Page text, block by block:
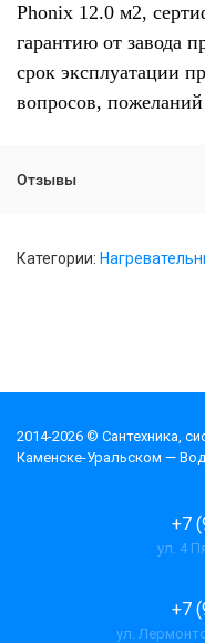
Phonix 12.0 м2,
гарантию от завода
срок эксплуатации
вопросов,
Отзывы
Категории:
2014-2026 © Cантехника,
Каменске-Уральском —
+7
ул. 4
+7
ул.